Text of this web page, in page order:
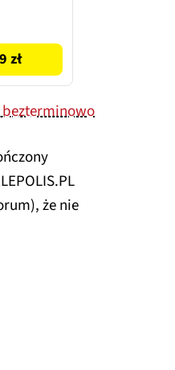
zł
bezterminowo
że nie